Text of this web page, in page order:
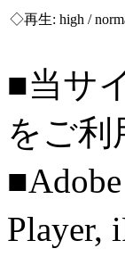
◇再生: high /
■当サ
をご利
Player,